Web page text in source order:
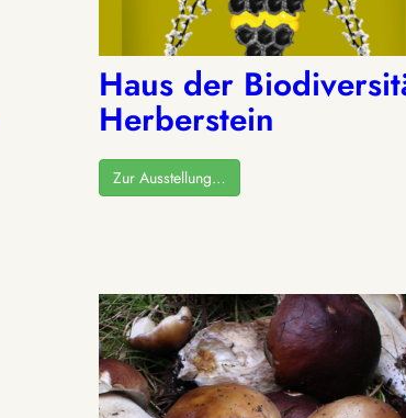
Haus der
Herberstein
Zur Ausstellung…